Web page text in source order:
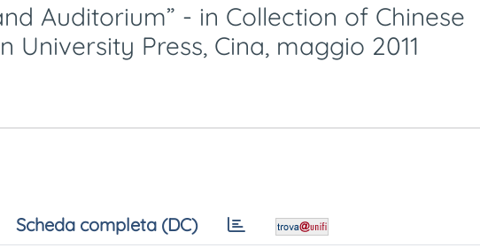
Auditorium” - in Collection of Chinese
Press, Cina, maggio 2011
Scheda completa (DC)